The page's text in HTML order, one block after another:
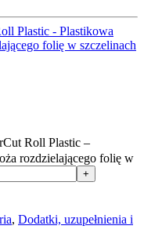
Roll Plastic –
rozdzielającego folię w
, Dodatki, uzupełnienia i